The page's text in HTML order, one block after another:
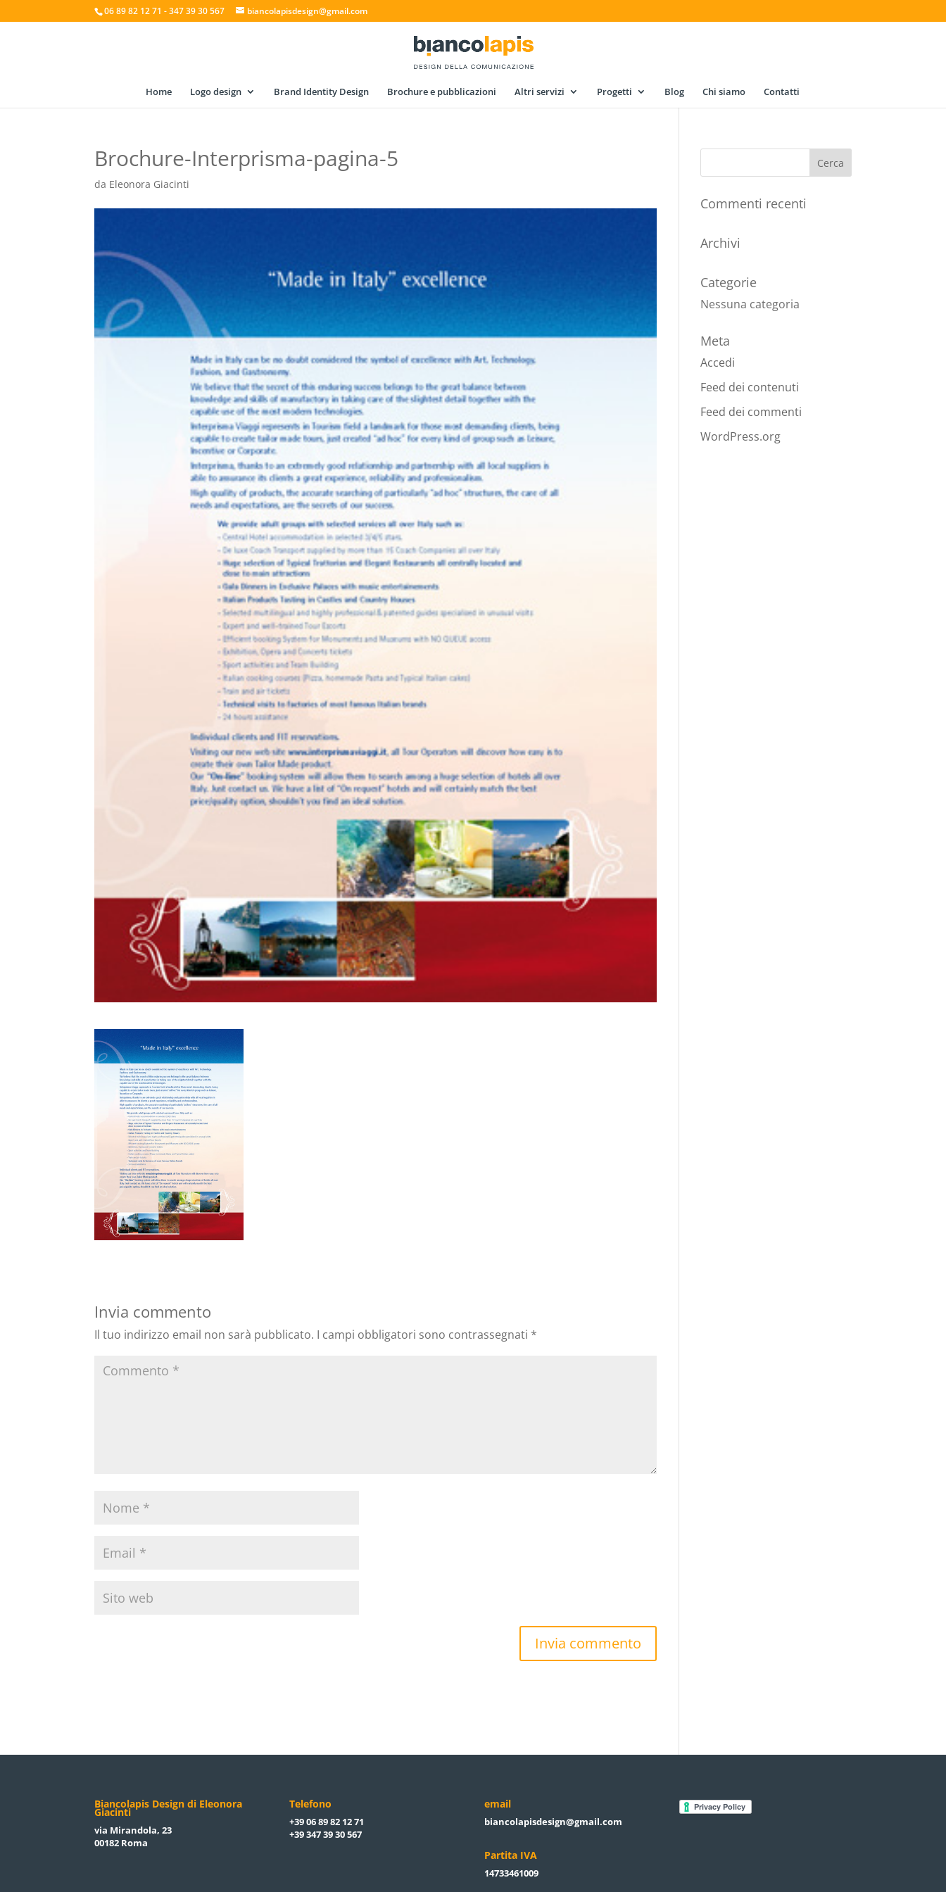
06 89 82 12 71 - 347 39 30 567 biancolapisdesign@gmail.com
Home Logo design Brand Identity Design Brochure e pubblicazioni Altri servizi Progetti Blog Chi siamo Contatti
Brochure-Interprisma-pagina-5
da Eleonora Giacinti
Invia commento
Il tuo indirizzo email non sarà pubblicato. I campi obbligatori sono contrassegnati *
Commenti recenti
Archivi
Categorie
Nessuna categoria
Meta
Accedi
Feed dei contenuti
Feed dei commenti
WordPress.org
Biancolapis Design di Eleonora
Giacinti
via Mirandola, 23
00182 Roma
Telefono
+39 06 89 82 12 71
+39 347 39 30 567
email
biancolapisdesign@gmail.com
Partita IVA
14733461009